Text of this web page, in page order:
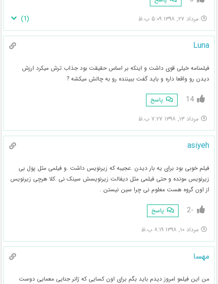
مرداد ۲۷, ۱۳۹۸ ۵:۰۹ ب.ظ (
1
)
Luna
فیلمنامه خیلی قوی داشت و اینکه بر اساس حقیقت بود جذاب ترش میکرد ارزش
دیدن رو واقعا داره و باید گفت ببیننده رو به چالش میکشه ?
14 پاسخ
مرداد ۱۳, ۱۳۹۸ ۷:۲۷ ب.ظ
asiyeh
فیلم خوبی بود برای یه بار دیدن .عجیبه که زیرنویس داشت .و فیلمی مثل پول بی
زیرنویس مونده و حتی فیلمی مثل دیفالت زیرنویسش سینک نی .کلا هرچی زیرنویس
از اون گروه هست معلوم نی چرا سین نیستن .
-2 پاسخ
مرداد ۱۰, ۱۳۹۸ ۸:۱۹ ب.ظ
مهسا
من این فیلمو امروز دیدم باید بگم برای اون کسایی که ژانر جنایی معمایی دوست